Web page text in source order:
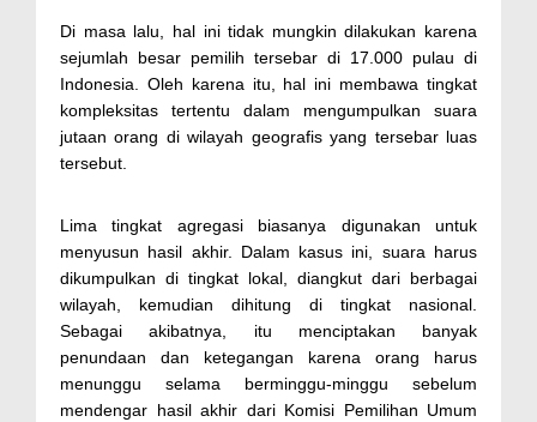
Di masa lalu, hal ini tidak mungkin dilakukan karena
sejumlah besar pemilih tersebar di 17.000 pulau di
Indonesia. Oleh karena itu, hal ini membawa tingkat
kompleksitas tertentu dalam mengumpulkan suara
jutaan orang di wilayah geografis yang tersebar luas
tersebut.
Lima tingkat agregasi biasanya digunakan untuk
menyusun hasil akhir. Dalam kasus ini, suara harus
dikumpulkan di tingkat lokal, diangkut dari berbagai
wilayah, kemudian dihitung di tingkat nasional.
Sebagai akibatnya, itu menciptakan banyak
penundaan dan ketegangan karena orang harus
menunggu selama berminggu-minggu sebelum
mendengar hasil akhir dari Komisi Pemilihan Umum